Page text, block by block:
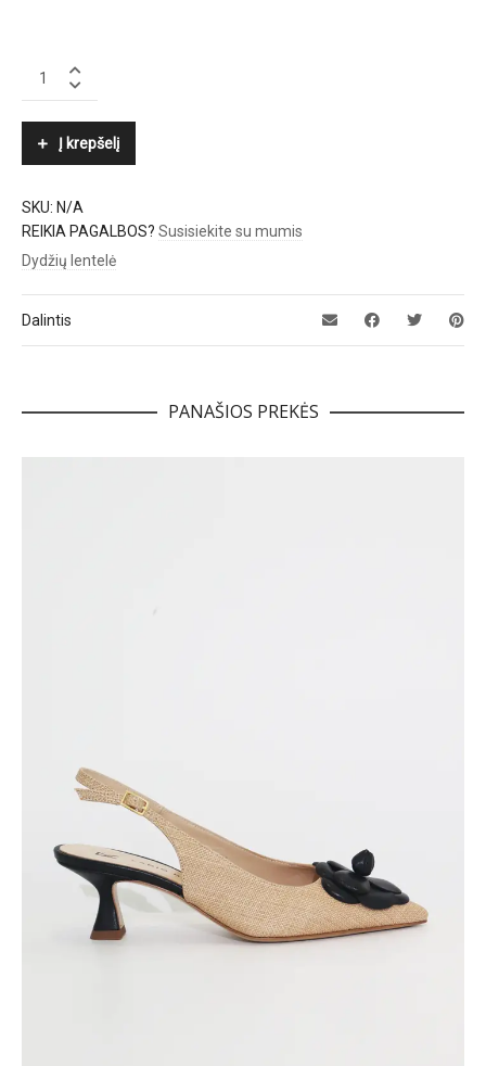
MARTINEZ
quantity
Į krepšelį
SKU: N/A
REIKIA PAGALBOS? Susisiekite su mumis
Dydžių lentelė
Dalintis
PANAŠIOS PREKĖS